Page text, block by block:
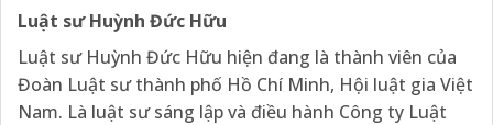
Luật sư Huỳnh Đức Hữu
Luật sư Huỳnh Đức Hữu hiện đang là thành viên của
Đoàn Luật sư thành phố Hồ Chí Minh, Hội luật gia Việt
Nam. Là luật sư sáng lập và điều hành Công ty Luật